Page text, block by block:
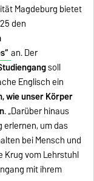
Magdeburg bietet
den
an. Der
soll
Englisch ein
wie unser Körper
. „Darüber hinaus
um das
bei Mensch und
Krug vom Lehrstuhl
mit ihrem